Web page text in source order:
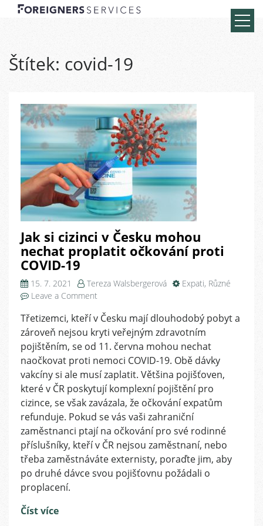
Štítek: covid-19
Jak si cizinci v Česku mohou
nechat proplatit očkování proti
COVID-19
15. 7. 2021 Tereza Walsbergerová Expati, Různé
Leave a Comment
si
cizinci
v
Česku
mohou
nechat
proplatit
očkování
proti
COVID-
19
Třetizemci, kteří v Česku mají dlouhodobý pobyt a
zároveň nejsou kryti veřejným zdravotním
pojištěním, se od 11. června mohou nechat
naočkovat proti nemoci COVID-19. Obě dávky
vakcíny si ale musí zaplatit. Většina pojišťoven,
které v ČR poskytují komplexní pojištění pro
cizince, se však zavázala, že očkování expatům
refunduje. Pokud se vás vaši zahraniční
zaměstnanci ptají na očkování pro své rodinné
příslušníky, kteří v ČR nejsou zaměstnaní, nebo
třeba zaměstnáváte externisty, poraďte jim, aby
po druhé dávce svou pojišťovnu požádali o
proplacení.
Číst více